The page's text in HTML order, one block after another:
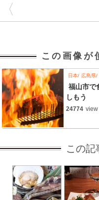
〈
この画像が
日本 広島県
福山市で
しもう
24774 view
この記